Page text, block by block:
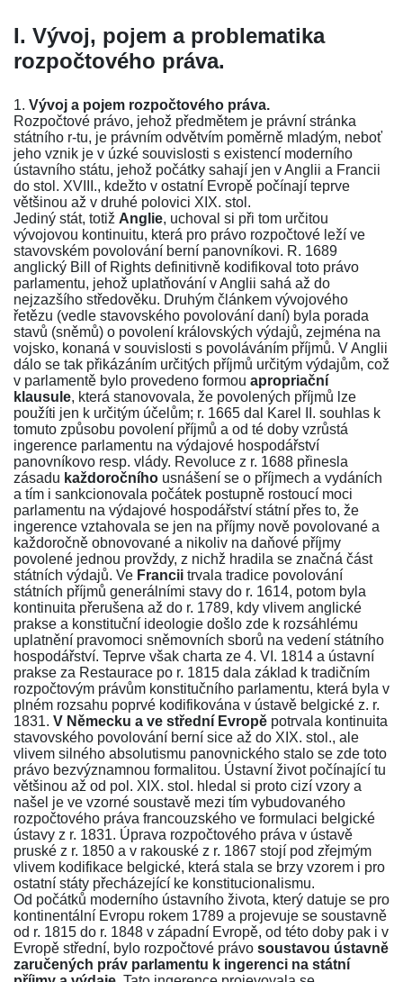
I. Vývoj, pojem a problematika
rozpočtového práva.
1. Vývoj a pojem rozpočtového práva.
Rozpočtové právo, jehož předmětem je právní stránka
státního r-tu, je právním odvětvím poměrně mladým, neboť
jeho vznik je v úzké souvislosti s existencí moderního
ústavního státu, jehož počátky sahají jen v Anglii a Francii
do stol. XVIII., kdežto v ostatní Evropě počínají teprve
většinou až v druhé polovici XIX. stol.
Jediný stát, totiž Anglie, uchoval si při tom určitou
vývojovou kontinuitu, která pro právo rozpočtové leží ve
stavovském povolování berní panovníkovi. R. 1689
anglický Bill of Rights definitivně kodifikoval toto právo
parlamentu, jehož uplatňování v Anglii sahá až do
nejzazšího středověku. Druhým článkem vývojového
řetězu (vedle stavovského povolování daní) byla porada
stavů (sněmů) o povolení královských výdajů, zejména na
vojsko, konaná v souvislosti s povoláváním příjmů. V Anglii
dálo se tak přikázáním určitých příjmů určitým výdajům, což
v parlamentě bylo provedeno formou apropriační
klausule, která stanovovala, že povolených příjmů lze
použíti jen k určitým účelům; r. 1665 dal Karel II. souhlas k
tomuto způsobu povolení příjmů a od té doby vzrůstá
ingerence parlamentu na výdajové hospodářství
panovníkovo resp. vlády. Revoluce z r. 1688 přinesla
zásadu každoročního usnášení se o příjmech a vydáních
a tím i sankcionovala počátek postupně rostoucí moci
parlamentu na výdajové hospodářství státní přes to, že
ingerence vztahovala se jen na příjmy nově povolované a
každoročně obnovované a nikoliv na daňové příjmy
povolené jednou provždy, z nichž hradila se značná část
státních výdajů. Ve Francii trvala tradice povolování
státních příjmů generálními stavy do r. 1614, potom byla
kontinuita přerušena až do r. 1789, kdy vlivem anglické
prakse a konstituční ideologie došlo zde k rozsáhlému
uplatnění pravomoci sněmovních sborů na vedení státního
hospodářství. Teprve však charta ze 4. VI. 1814 a ústavní
prakse za Restaurace po r. 1815 dala základ k tradičním
rozpočtovým právům konstitučního parlamentu, která byla v
plném rozsahu poprvé kodifikována v ústavě belgické z. r.
1831. V Německu a ve střední Evropě potrvala kontinuita
stavovského povolování berní sice až do XIX. stol., ale
vlivem silného absolutismu panovnického stalo se zde toto
právo bezvýznamnou formalitou. Ústavní život počínající tu
většinou až od pol. XIX. stol. hledal si proto cizí vzory a
našel je ve vzorné soustavě mezi tím vybudovaného
rozpočtového práva francouzského ve formulaci belgické
ústavy z r. 1831. Úprava rozpočtového práva v ústavě
pruské z r. 1850 a v rakouské z r. 1867 stojí pod zřejmým
vlivem kodifikace belgické, která stala se brzy vzorem i pro
ostatní státy přecházející ke konstitucionalismu.
Od počátků moderního ústavního života, který datuje se pro
kontinentální Evropu rokem 1789 a projevuje se soustavně
od r. 1815 do r. 1848 v západní Evropě, od této doby pak i v
Evropě střední, bylo rozpočtové právo soustavou ústavně
zaručených práv parlamentu k ingerenci na státní